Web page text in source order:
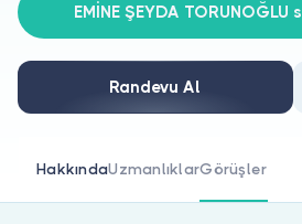
Doktorlar için
Doktor musunuz?
EMİNE ŞEYDA TORUNOĞLU
Randevu Al
HakkındaUzmanlıklarGörüşler